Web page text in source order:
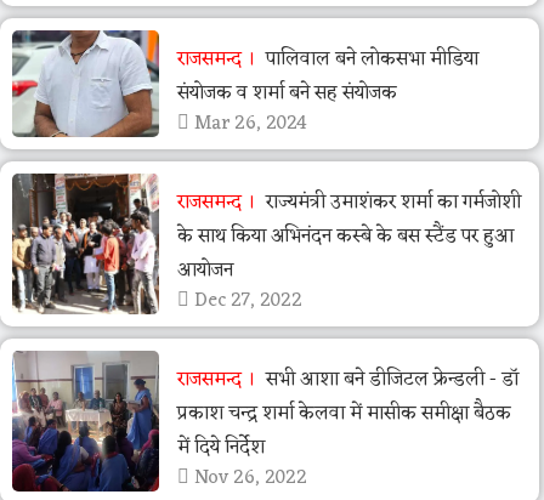
राजसमन्द
पालिवाल बने लोकसभा मीडिया
संयोजक व शर्मा बने सह संयोजक
Mar 26, 2024
राजसमन्द
राज्यमंत्री उमाशंकर शर्मा का गर्मजोशी
के साथ किया अभिनंदन कस्बे के बस स्टैंड पर हुआ
आयोजन
Dec 27, 2022
राजसमन्द
सभी आशा बने डीजिटल फ्रेन्डली - डॉ
प्रकाश चन्द्र शर्मा केलवा में मासीक समीक्षा बैठक
में दिये निर्देश
Nov 26, 2022